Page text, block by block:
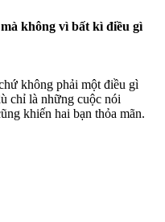
không vì bất kì điều gì
không phải một điều gì
chỉ là những cuộc nói
khiến hai bạn thỏa mãn.